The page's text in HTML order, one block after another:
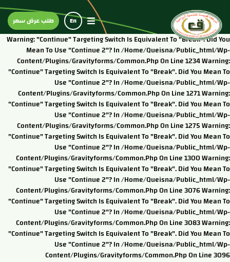
Warning: "continue" Targeting Switch Is Equivalent To "break". Did You
Mean To Use "continue 2"? In /home/queisna/public_html/wp-
Content/plugins/gravityforms/common.php On Line 1234 Warning:
"continue" Targeting Switch Is Equivalent To "break". Did You Mean To
Use "continue 2"? In /home/queisna/public_html/wp-
Content/plugins/gravityforms/common.php On Line 1271 Warning:
"continue" Targeting Switch Is Equivalent To "break". Did You Mean To
Use "continue 2"? In /home/queisna/public_html/wp-
Content/plugins/gravityforms/common.php On Line 1275 Warning:
"continue" Targeting Switch Is Equivalent To "break". Did You Mean To
Use "continue 2"? In /home/queisna/public_html/wp-
Content/plugins/gravityforms/common.php On Line 1300 Warning:
"continue" Targeting Switch Is Equivalent To "break". Did You Mean To
Use "continue 2"? In /home/queisna/public_html/wp-
Content/plugins/gravityforms/common.php On Line 3076 Warning:
"continue" Targeting Switch Is Equivalent To "break". Did You Mean To
Use "continue 2"? In /home/queisna/public_html/wp-
Content/plugins/gravityforms/common.php On Line 3083 Warning:
"continue" Targeting Switch Is Equivalent To "break". Did You Mean To
Use "continue 2"? In /home/queisna/public_html/wp-
Content/plugins/gravityforms/common.php On Line 3096
En طلب عرض سعر